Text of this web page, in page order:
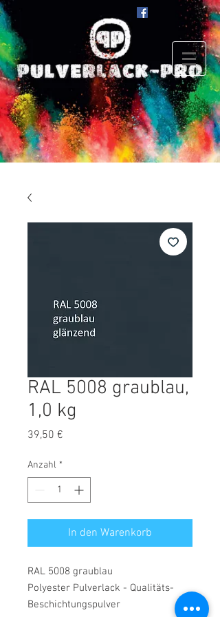
RAL 5008 graublau,
1,0 kg
39,50 €
Anzahl *
In den Warenkorb
RAL 5008 graublau
Polyester Pulverlack - Qualitäts-
Beschichtungspulver